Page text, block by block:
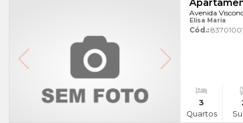
Avenida
Elisa Maria
Cód.: 83701001
3
Quartos